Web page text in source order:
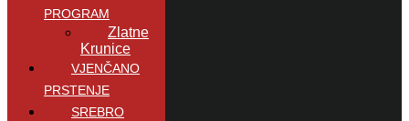
PROGRAM
Zlatne
Krunice
VJENČANO
PRSTENJE
SREBRO